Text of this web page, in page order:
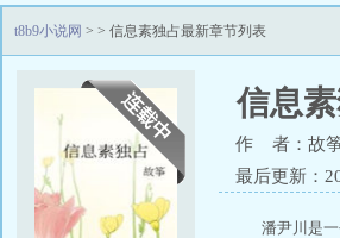
t8b9小说网 > > 信息素独占最新章节列表
信息
作 者：故
最后更新：
潘尹川是